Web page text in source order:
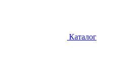
Каталог